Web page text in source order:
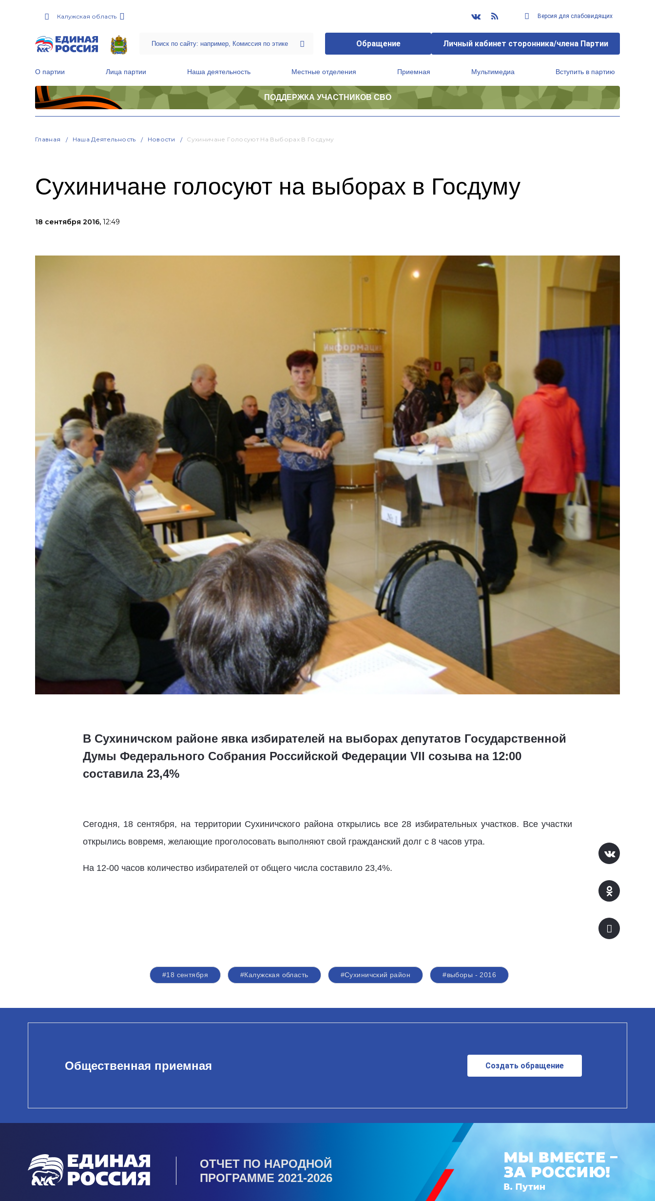
Калужская область Версия для слабовидящих
Обращение Личный кабинет сторонника/члена Партии
О партии Лица партии Наша деятельность Местные отделения Приемная Мультимедиа Вступить в партию
ПОДДЕРЖКА УЧАСТНИКОВ СВО
Главная Наша Деятельность Новости Сухиничане Голосуют На Выборах В Госдуму
Сухиничане голосуют на выборах в Госдуму
18 сентября 2016, 12:49
В Сухиничском районе явка избирателей на выборах депутатов Государственной
Думы Федерального Собрания Российской Федерации VII созыва на 12:00
составила 23,4%
Сегодня, 18 сентября, на территории Сухиничского района открылись все 28 избирательных участков. Все участки
открылись вовремя, желающие проголосовать выполняют свой гражданский долг с 8 часов утра.
На 12-00 часов количество избирателей от общего числа составило 23,4%.
#18 сентября #Калужская область #Сухиничский район #выборы - 2016
Общественная приемная Создать обращение
ОТЧЕТ ПО НАРОДНОЙ
ПРОГРАММЕ 2021-2026